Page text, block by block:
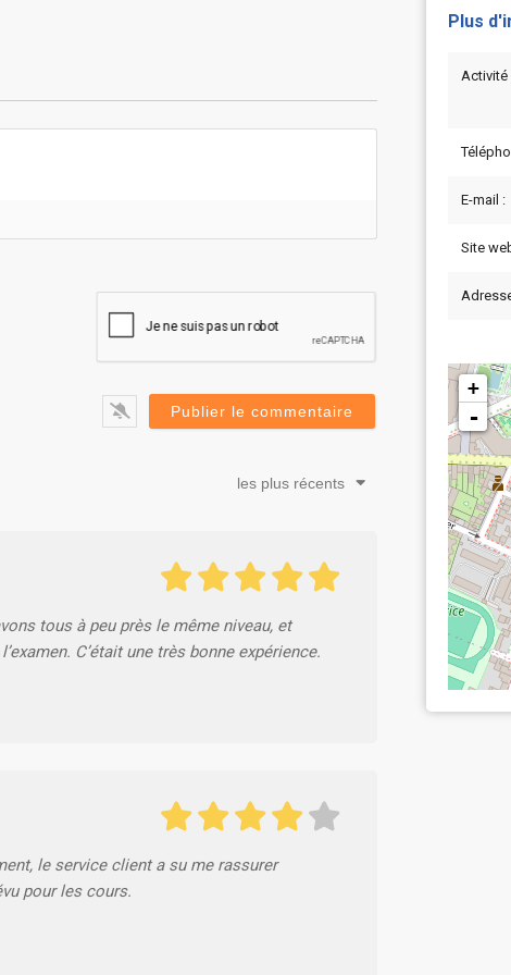
les plus récents
tous à peu près le même niveau, et
C’était une très bonne expérience.
le service client a su me rassurer
pour les cours.
Plus
Activité
E-mail :
Site
+
-